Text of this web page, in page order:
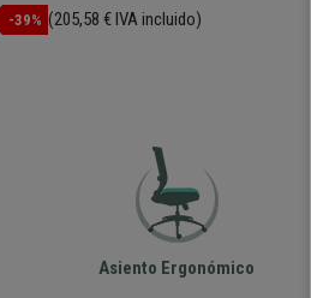
-39% (205,58 € IVA incluido)
Asiento Ergonómico